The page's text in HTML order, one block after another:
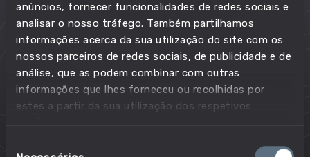
anúncios, fornecer funcionalidades de redes sociais e
analisar o nosso tráfego. Também partilhamos
informações acerca da sua utilização do site com os
nossos parceiros de redes sociais, de publicidade e de
análise, que as podem combinar com outras
informações que lhes forneceu ou recolhidas por
estes a partir da sua utilização dos respetivos
serviços.
Principais tarefas no dia-a-dia desta
profissão
O que podes esperar desta profissão quando a
estiveres a exercer.
Assegurar o cumprimento das normas de